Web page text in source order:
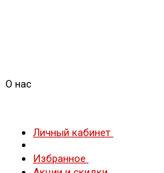
О нас
Личный кабинет
Избранное